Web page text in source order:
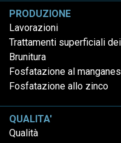
PRODUZIONE
Lavorazioni
Trattamenti superficiali
Brunitura
Fosfatazione al
Fosfatazione allo zinco
QUALITA'
Qualità